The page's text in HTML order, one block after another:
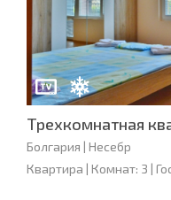
Трехкомнатная
Болгария | Несебр
Квартира | Комнат: 3 |